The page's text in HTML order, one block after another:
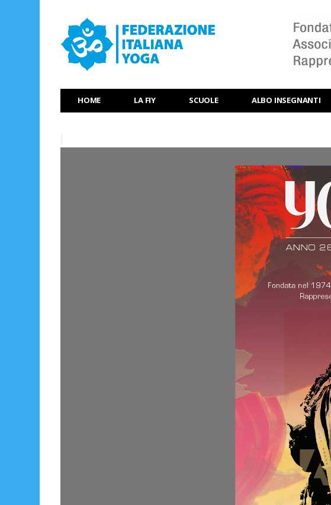
HOME LA FIY SCUOLE ALBO INSEGNANTI